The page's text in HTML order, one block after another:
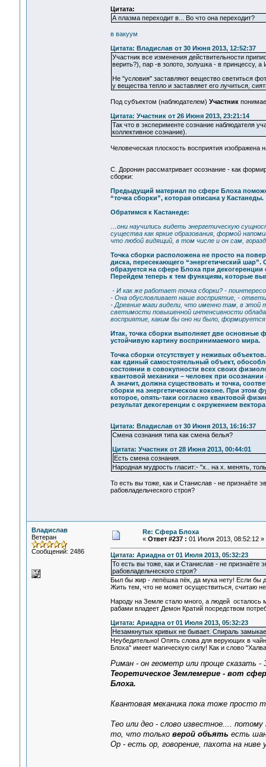
Цитата:
А плазма переходит в... Во что она переходит?
в вакуум
Цитата: Владислав от 30 Июня 2013, 12:52:37
Участник все изменения действительности
верить?), пар -в золото, золушка - в принцессу,
Не "условия" заставляют вещество светиться
у вещества тепло и заставляет его лучиться,
Под субъектом (наблюдателем) Участник
Цитата: Участник от 26 Июня 2013, 23:21:14
Так что в эксперименте сознание наблюдателя
коллективное сознание).
Человеческая плоскость восприятия
С. Доронин рассматривает осознание - как
сборки:
Предыдущий материал по сфере Блоха
“точка сборки”, которая описана у
Обратимся к Кастанеде:
…они научились видеть энергетическую
существа как яркие образования, формой
что любой видящий, в том числе и он сам,
Точка сборки расположена не просто на
диска, пересекающего “энергетический
образуется на сфере Блоха при декогеренции
Перейдем теперь к тем функциям, которые
- И как же работает точка сборки? -
- Она обусловливает наше восприятие, -
- Древние маги видели, что именно там, в этой
светимости повышенной интенсивности
восприятие, каким бы оно ни было,
Итак, точка сборки выполняет две основные
устойчивую картину воспринимаемого мира.
Точка сборки отсутствует у неживых
как единый самостоятельный объект,
состоянии в совокупности всех своих
квантовой механики – человек при
А значит, должна существовать и точка,
сборки на энергетическом коконе. При этом
которое, опять-таки согласно квантовой
результат декогеренции с окружением
Цитата: Владислав от 30 Июня 2013, 16:16:37
Смена сознания типа как смена белья?
Цитата: Участник от 28 Июня 2013, 00:44:01
Есть смена сознания.
Народная мудрость гласит:- "х.. на х. менять,
То есть вы тоже, как и Станислав - не
рабовладельческого строя?
Владислав
Ветеран
Сообщений: 2486
Re: Сфера Блоха
« Ответ #237 : 01 Июля 2013, 08:52:12 »
Цитата: Ариадна от 01 Июля 2013, 05:32:23
То есть вы тоже, как и Станислав - не
рабовладельческого строя?
Был бы жир - лепёшка пёк, да мука нету! Если бы
Жить тем, что не может осуществиться, считаю
Народу на Земле стало много, а людей осталось
рабами владеет Демон Кратий посредством
Цитата: Ариадна от 01 Июля 2013, 05:32:23
Незамкнутых кривых не бывает. Спираль
Неубедительно! Опять слова для верующих в
Блоха" имеет магическую силу! Как и слово
Риман - он геометр или проще
Теоретическое Землемерие - вот
Блоха.
Квантовая механика пока тоже просто
Тео или део - слово известное....
то, что тольковерой объять есть
Ор - есть ор, говорение, пахота на ниве